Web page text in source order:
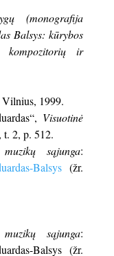
(monografija
Balsys: kūrybos
kompozitorių ir
1999.
Visuotinė
2, p. 512.
sąjunga:
Balsys(žr.
sąjunga:
Balsys (žr.